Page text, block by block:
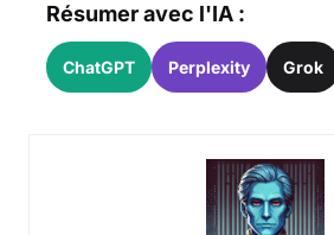
Résumer avec l'IA :
ChatGPT Perplexity Grok